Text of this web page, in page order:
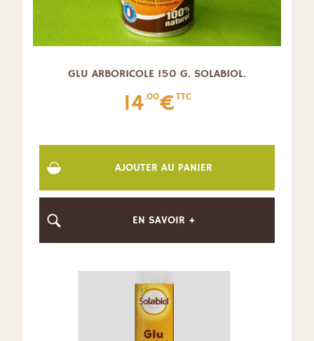
GLU ARBORICOLE 150 G. SOLABIOL.
14.00€TTC
AJOUTER AU PANIER
EN SAVOIR +